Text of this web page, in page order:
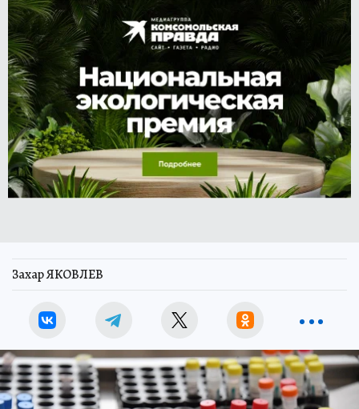
Захар ЯКОВЛЕВ